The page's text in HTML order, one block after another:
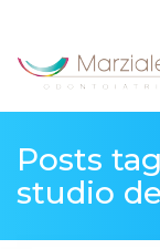
Posts
studio